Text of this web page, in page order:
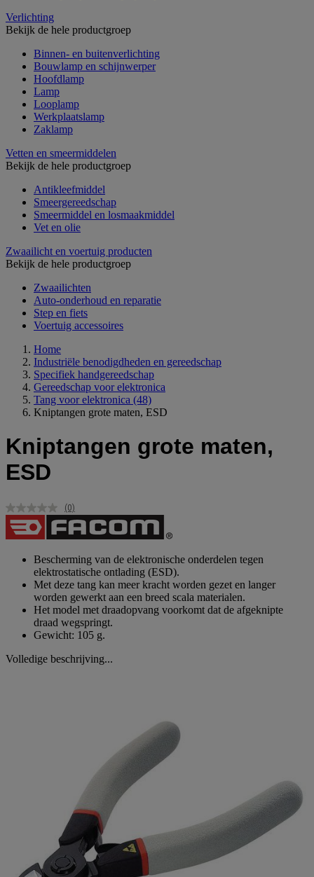
Verlichting
Bekijk de hele productgroep
Binnen- en buitenverlichting
Bouwlamp en schijnwerper
Hoofdlamp
Lamp
Looplamp
Werkplaatslamp
Zaklamp
Vetten en smeermiddelen
Bekijk de hele productgroep
Antikleefmiddel
Smeergereedschap
Smeermiddel en losmaakmiddel
Vet en olie
Zwaailicht en voertuig producten
Bekijk de hele productgroep
Zwaailichten
Auto-onderhoud en reparatie
Step en fiets
Voertuig accessoires
Home
Industriële benodigdheden en gereedschap
Specifiek handgereedschap
Gereedschap voor elektronica
Tang voor elektronica (48)
Kniptangen grote maten, ESD
Kniptangen grote maten,
ESD
Geen
scorewaarde.
Dezelfde
(0)
Bescherming van de elektronische onderdelen tegen
elektrostatische ontlading (ESD).
Met deze tang kan meer kracht worden gezet en langer
worden gewerkt aan een breed scala materialen.
Het model met draadopvang voorkomt dat de afgeknipte
draad wegspringt.
Gewicht: 105 g.
Volledige beschrijving...